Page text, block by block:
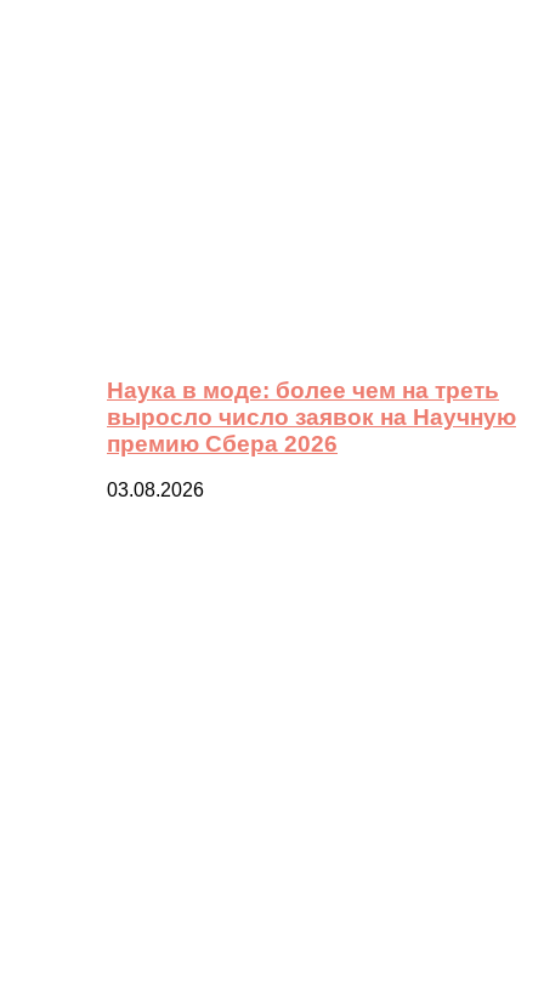
Наука в моде: более чем на треть
выросло число заявок на Научную
премию Сбера 2026
03.08.2026